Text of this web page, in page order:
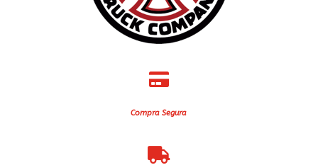

Compra Segura
